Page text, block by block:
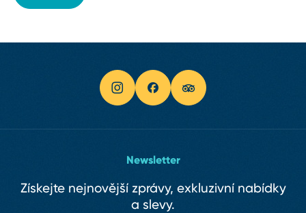
Newsletter
Získejte nejnovější zprávy, exkluzivní nabídky
a slevy.